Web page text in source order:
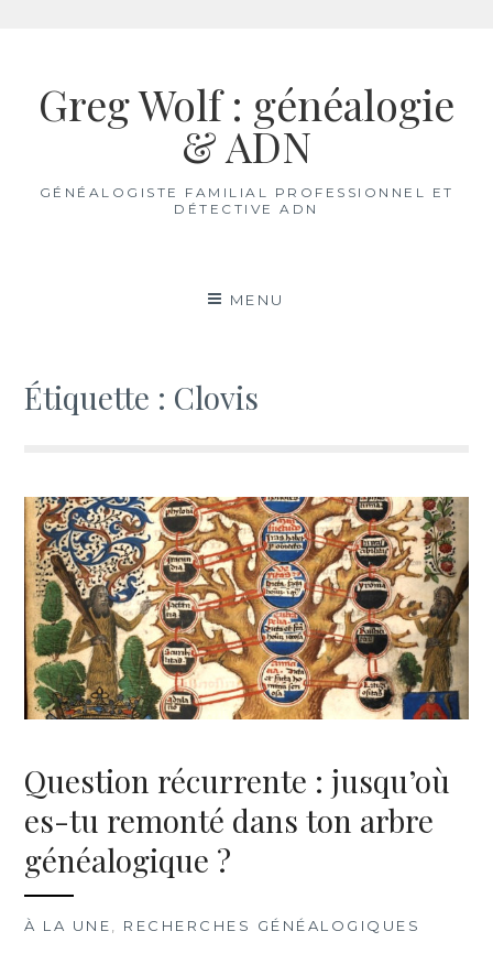
contenuGreg Wolf : généalogie
& ADN
GÉNÉALOGISTE FAMILIAL PROFESSIONNEL ET
DÉTECTIVE ADN
MENU
Étiquette : Clovis
Question récurrente : jusqu’où
es-tu remonté dans ton arbre
généalogique ?
À LA UNE RECHERCHES GÉNÉALOGIQUES